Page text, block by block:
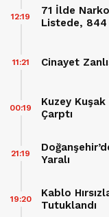
71 İlde
Listede,
12:19
Cinayet
11:21
Kuzey
Çarptı
00:19
Yaralı
21:19
Kablo
Tutuklandı
19:20